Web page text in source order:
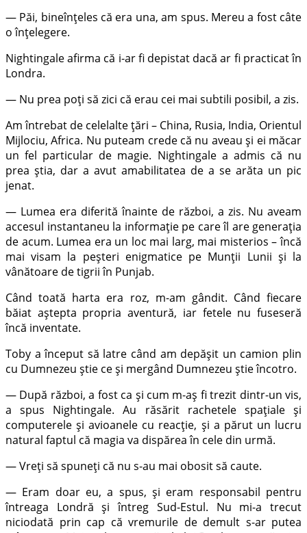
— Păi, bineînțeles că era una, am spus. Mereu a fost câte
o înțelegere.
Nightingale afirma că i-ar fi depistat dacă ar fi practicat în
Londra.
— Nu prea poți să zici că erau cei mai subtili posibil, a zis.
Am întrebat de celelalte țări – China, Rusia, India, Orientul
Mijlociu, Africa. Nu puteam crede că nu aveau și ei măcar
un fel particular de magie. Nightingale a admis că nu
prea știa, dar a avut amabilitatea de a se arăta un pic
jenat.
— Lumea era diferită înainte de război, a zis. Nu aveam
accesul instantaneu la informație pe care îl are generația
de acum. Lumea era un loc mai larg, mai misterios – încă
mai visam la peșteri enigmatice pe Munții Lunii și la
vânătoare de tigrii în Punjab.
Când toată harta era roz, m-am gândit. Când fiecare
băiat aștepta propria aventură, iar fetele nu fuseseră
încă inventate.
Toby a început să latre când am depășit un camion plin
cu Dumnezeu știe ce și mergând Dumnezeu știe încotro.
— După război, a fost ca și cum m-aș fi trezit dintr-un vis,
a spus Nightingale. Au răsărit rachetele spațiale și
computerele și avioanele cu reacție, și a părut un lucru
natural faptul că magia va dispărea în cele din urmă.
— Vreți să spuneți că nu s-au mai obosit să caute.
— Eram doar eu, a spus, și eram responsabil pentru
întreaga Londră și întreg Sud-Estul. Nu mi-a trecut
niciodată prin cap că vremurile de demult s-ar putea